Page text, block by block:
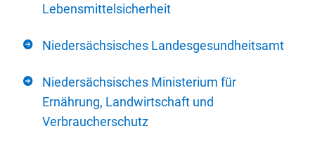
Lebensmittelsicherheit
Niedersächsisches Landesgesundheitsamt
Niedersächsisches Ministerium für
Ernährung, Landwirtschaft und
Verbraucherschutz